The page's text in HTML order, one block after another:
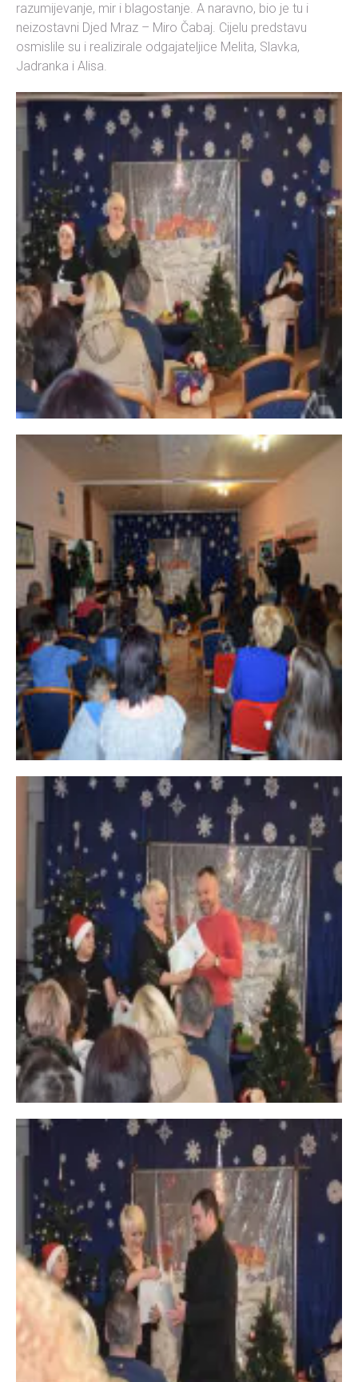
razumijevanje, mir i blagostanje. A naravno, bio je tu i
neizostavni Djed Mraz – Miro Čabaj. Cijelu predstavu
osmislile su i realizirale odgajateljice Melita, Slavka,
Jadranka i Alisa.